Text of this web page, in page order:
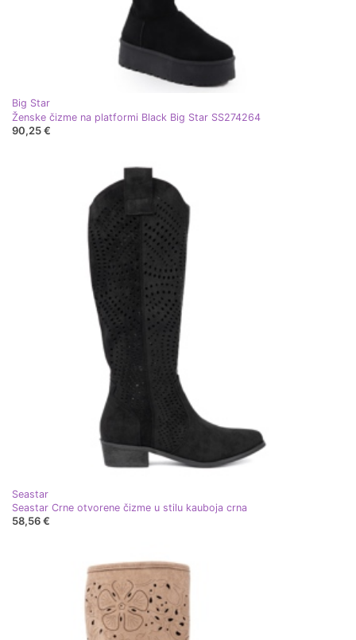
Big Star
Ženske čizme na platformi Black Big Star SS274264
90,25 €
Seastar
Seastar Crne otvorene čizme u stilu kauboja crna
58,56 €